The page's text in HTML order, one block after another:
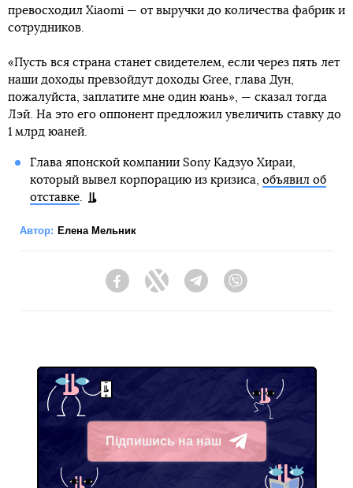
превосходил Xiaomi — от выручки до количества фабрик и
сотрудников.
«Пусть вся страна станет свидетелем, если через пять лет
наши доходы превзойдут доходы Gree, глава Дун,
пожалуйста, заплатите мне один юань», — сказал тогда
Лэй. На это его оппонент предложил увеличить ставку до
1 млрд юаней.
Глава японской компании Sony Кадзуо Хираи,
который вывел корпорацию из кризиса, объявил об
отставке.
Автор: Елена Мельник
FacebookTwitter Telegram
Підпишись на наш
Telegram